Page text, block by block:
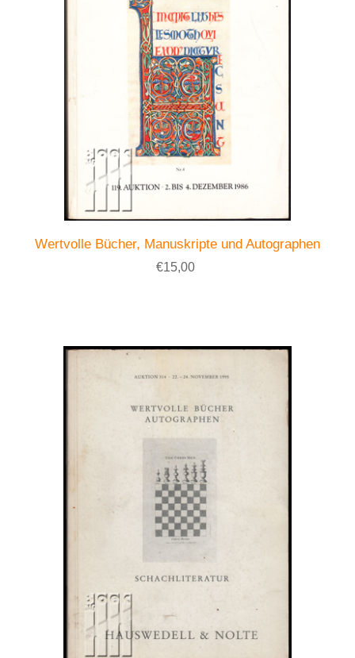
Wertvolle Bücher, Manuskripte und Autographen
€15,00